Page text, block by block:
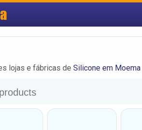
lojas e fábricas de Silicone em Moema